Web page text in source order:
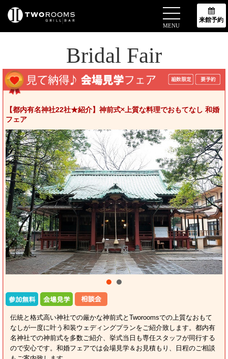
MENU
来館予約
TOP
Bridal Fair
【都内有名神社22社★紹介】神前式×上質な料理でおもてなし 和婚
フェア
伝統と格式高い神社での厳かな神前式とTworoomsでの上質なおもて
なしが一度に叶う和装ウェディングプランをご紹介致します。都内有
名神社での神前式を多数ご紹介、挙式当日も専任スタッフが同行する
ので安心です。和婚フェアでは会場見学＆お見積もり、日程のご相談